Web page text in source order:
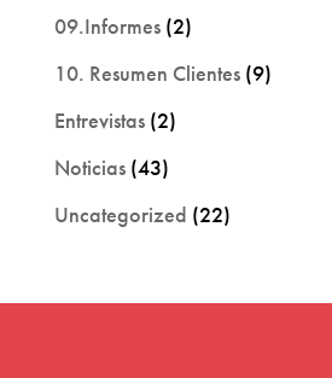
09.Informes(2)
10. Resumen Clientes(9)
Entrevistas(2)
Noticias(43)
Uncategorized (22)